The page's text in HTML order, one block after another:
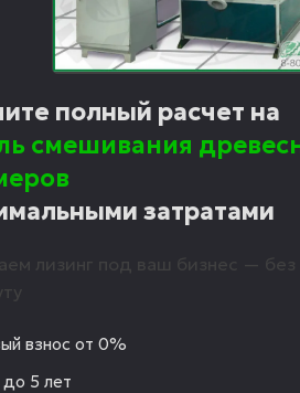
полный расчет на
смешивания
затратами
лизинг под ваш бизнес — без
взнос от 0%
5 лет